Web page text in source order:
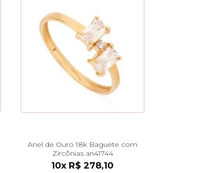
Anel de Ouro 18k Baguete com
Zircônias an41744
10x R$ 278,10